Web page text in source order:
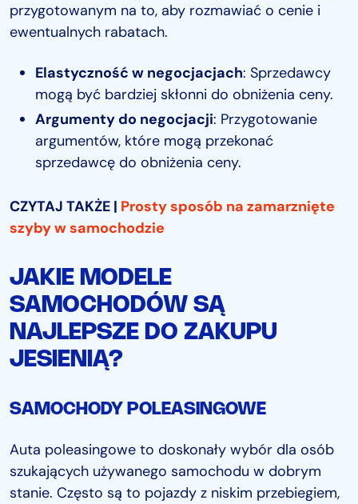
przygotowanym na to, aby rozmawiać o cenie i
ewentualnych rabatach.
Elastyczność w negocjacjach: Sprzedawcy
mogą być bardziej skłonni do obniżenia ceny.
Argumenty do negocjacji: Przygotowanie
argumentów, które mogą przekonać
sprzedawcę do obniżenia ceny.
CZYTAJ TAKŻE | Prosty sposób na zamarznięte
szyby w samochodzie
JAKIE MODELE
SAMOCHODÓW SĄ
NAJLEPSZE DO ZAKUPU
JESIENIĄ?
SAMOCHODY POLEASINGOWE
Auta poleasingowe to doskonały wybór dla osób
szukających używanego samochodu w dobrym
stanie. Często są to pojazdy z niskim przebiegiem,